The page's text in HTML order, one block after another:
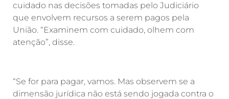
cuidado nas decisões tomadas pelo Judiciário
que envolvem recursos a serem pagos pela
União. “Examinem com cuidado, olhem com
atenção”, disse.
“Se for para pagar, vamos. Mas observem se a
dimensão jurídica não está sendo jogada contra o